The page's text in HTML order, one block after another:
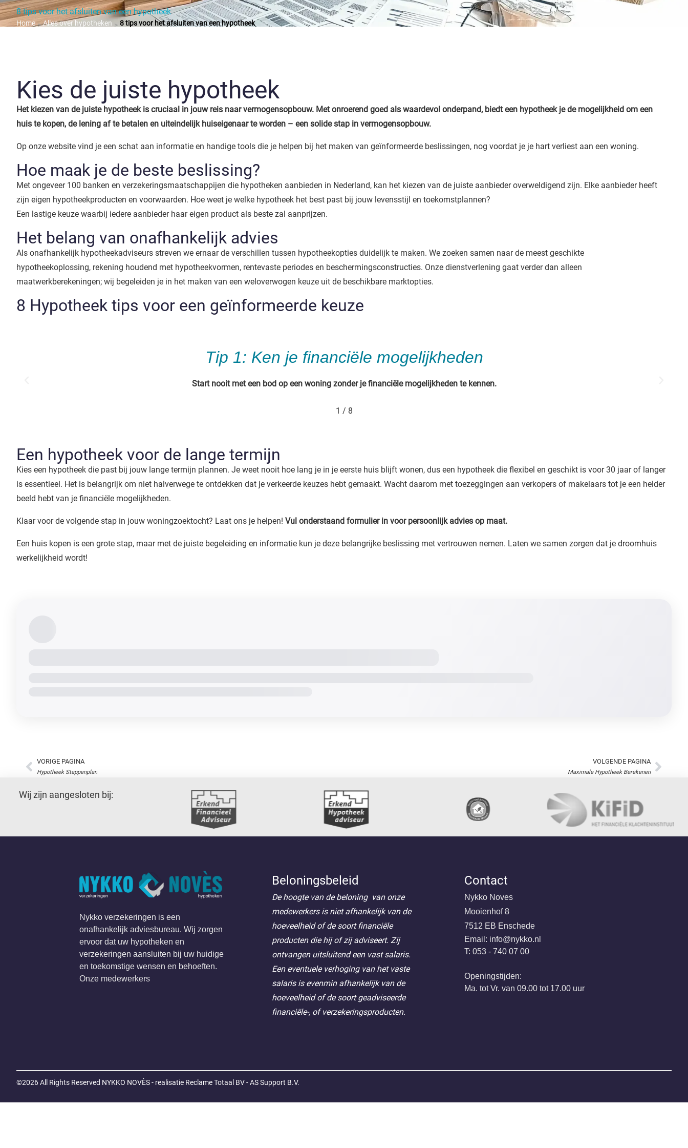
8 tips voor het afsluiten van een hypotheek
Home > Alles over hypotheken > 8 tips voor het afsluiten van een hypotheek
Kies de juiste hypotheek
Het kiezen van de juiste hypotheek is cruciaal in jouw reis naar vermogensopbouw. Met onroerend goed als waardevol onderpand, biedt een hypotheek je de mogelijkheid om een
huis te kopen, de lening af te betalen en uiteindelijk huiseigenaar te worden – een solide stap in vermogensopbouw.
Op onze website vind je een schat aan informatie en handige tools die je helpen bij het maken van geïnformeerde beslissingen, nog voordat je je hart verliest aan een woning.
Hoe maak je de beste beslissing?
Met ongeveer 100 banken en verzekeringsmaatschappijen die hypotheken aanbieden in Nederland, kan het kiezen van de juiste aanbieder overweldigend zijn. Elke aanbieder heeft
zijn eigen hypotheekproducten en voorwaarden. Hoe weet je welke hypotheek het best past bij jouw levensstijl en toekomstplannen?
Een lastige keuze waarbij iedere aanbieder haar eigen product als beste zal aanprijzen.
Het belang van onafhankelijk advies
Als onafhankelijk hypotheekadviseurs streven we ernaar de verschillen tussen hypotheekopties duidelijk te maken. We zoeken samen naar de meest geschikte
hypotheekoplossing, rekening houdend met hypotheekvormen, rentevaste periodes en beschermingsconstructies. Onze dienstverlening gaat verder dan alleen
maatwerkberekeningen; wij begeleiden je in het maken van een weloverwogen keuze uit de beschikbare marktopties.
8 Hypotheek tips voor een geïnformeerde keuze
Tip 1: Ken je financiële mogelijkheden
Start nooit met een bod op een woning zonder je financiële mogelijkheden te kennen.
1 / 8
Een hypotheek voor de lange termijn
Kies een hypotheek die past bij jouw lange termijn plannen. Je weet nooit hoe lang je in je eerste huis blijft wonen, dus een hypotheek die flexibel en geschikt is voor 30 jaar of langer
is essentieel. Het is belangrijk om niet halverwege te ontdekken dat je verkeerde keuzes hebt gemaakt. Wacht daarom met toezeggingen aan verkopers of makelaars tot je een helder
beeld hebt van je financiële mogelijkheden.
Klaar voor de volgende stap in jouw woningzoektocht? Laat ons je helpen! Vul onderstaand formulier in voor persoonlijk advies op maat.
Een huis kopen is een grote stap, maar met de juiste begeleiding en informatie kun je deze belangrijke beslissing met vertrouwen nemen. Laten we samen zorgen dat je droomhuis
werkelijkheid wordt!
onafhankelijk adviesbureau. Wij zorgen
ervoor dat uw hypotheken en
Onze medewerkers
De hoogte van de beloning van onze
medewerkers is niet afhankelijk van de
hoeveelheid of de soort financiële
producten die hij of zij adviseert. Zij
salaris is evenmin afhankelijk van de
hoeveelheid of de soort geadviseerde
financiële-, of verzekeringsproducten.
Mooienhof 8
7512 EB Enschede
Email:
ln.okkyn
@ofni
Ma. tot Vr. van 09.00 tot 17.00 uur
©2026 All Rights ReservedNYKKO NOVÈS - realisatie Reclame Totaal BV - AS Support B.V.